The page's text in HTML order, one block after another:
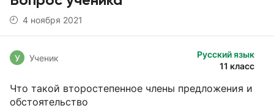
4 ноября 2021
Русский язык
11 класс
У Ученик
Что такой второстепенное члены предложения и
обстоятельство